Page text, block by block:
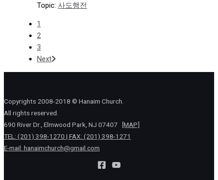
Topic: 사도행전
1
2
3
Next
Copyrights 2008-2018 © Hanaim Church.
All rights reserved.
690 River Dr., Elmwood Park, NJ 07407
[MAP]
TEL: (201) 398-1270 | FAX: (201) 398-1271
E-mail: hanaimchurch@gmail.com